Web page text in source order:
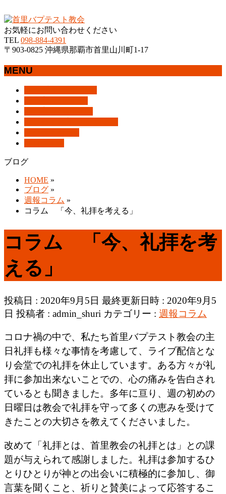
お気軽にお問い合わせください
TEL 098-884-4391
〒903-0825 沖縄県那覇市首里山川町1-17
MENU
す
ブログ
HOME »
ブログ »
週報コラム »
コラム 「今、礼拝を考える」
コラム 「今、礼拝を考
える」
投稿日 : 2020年9月5日 最終更新日時 : 2020年9月5
日 投稿者 : admin_shuri カテゴリー : 週報コラム
コロナ禍の中で、私たち首里バプテスト教会の主
日礼拝も様々な事情を考慮して、ライブ配信とな
り会堂での礼拝を休止しています。ある方々が礼
拝に参加出来ないことでの、心の痛みを告白され
ているとも聞きました。多年に亘り、週の初めの
日曜日は教会で礼拝を守って多くの恵みを受けて
きたことの大切さを教えてくださいました。
改めて「礼拝とは、首里教会の礼拝とは」との課
題が与えられて感謝しました。礼拝は参加するひ
とりひとりが神との出会いに積極的に参加し、御
言葉を聞くこと、祈りと賛美によって応答するこ